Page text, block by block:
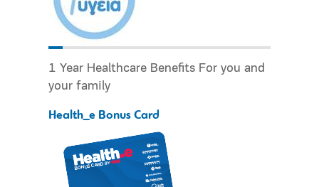
1 Year Healthcare Benefits For you and
your family
Health_e Bonus Card